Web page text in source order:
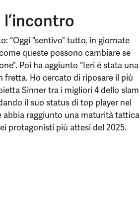
“Oggi “sentivo” tutto, in giornate
queste possono cambiare se
Poi ha aggiunto “Ieri è stata una
fretta. Ho cercato di riposare il più
Sinner tra i migliori 4 dello slam
il suo status di top player nel
raggiunto una maturità tattica
protagonisti più attesi del 2025.